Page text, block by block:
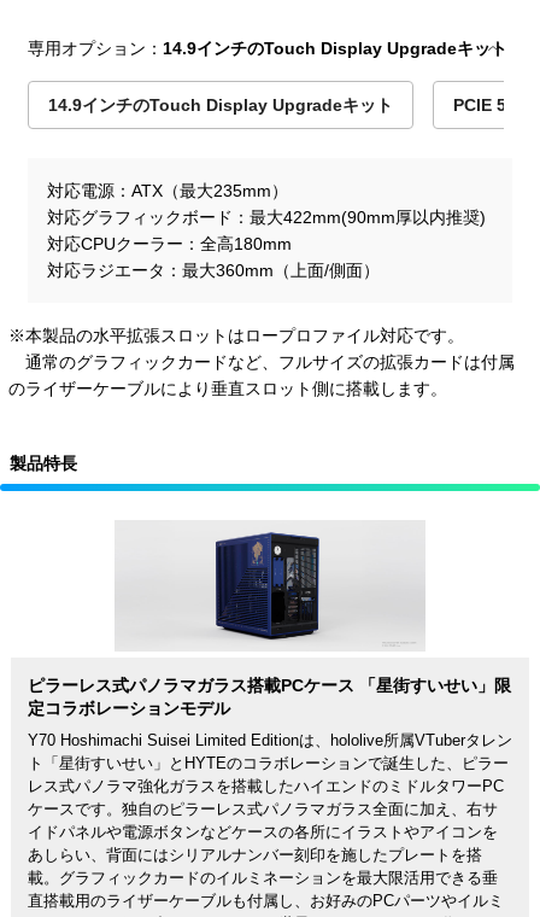
専用オプション： 14.9インチのTouch Display Upgradeキット
14.9インチのTouch Display Upgradeキット PCIE 5.0
対応電源
ATX（最大235mm）
対応グラフィックボード
最大422mm(90mm厚以内推奨)
対応CPUクーラー
全高180mm
対応ラジエータ
最大360mm（上面/側面）
※本製品の水平拡張スロットはロープロファイル対応です。
通常のグラフィックカードなど、フルサイズの拡張カードは付属
のライザーケーブルにより垂直スロット側に搭載します。
製品特長
ピラーレス式パノラマガラス搭載PCケース 「星街すいせい」限
定コラボレーションモデル
Y70 Hoshimachi Suisei Limited Editionは、hololive所属VTuberタレン
ト「星街すいせい」とHYTEのコラボレーションで誕生した、ピラー
レス式パノラマ強化ガラスを搭載したハイエンドのミドルタワーPC
ケースです。独自のピラーレス式パノラマガラス全面に加え、右サ
イドパネルや電源ボタンなどケースの各所にイラストやアイコンを
あしらい、背面にはシリアルナンバー刻印を施したプレートを搭
載。グラフィックカードのイルミネーションを最大限活用できる垂
直搭載用のライザーケーブルも付属し、お好みのPCパーツやイルミ